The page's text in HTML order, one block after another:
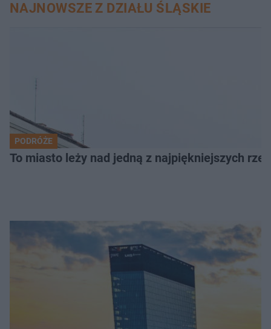
NAJNOWSZE Z DZIAŁU ŚLĄSKIE
PODRÓŻE
To miasto leży nad jedną z najpiękniejszych